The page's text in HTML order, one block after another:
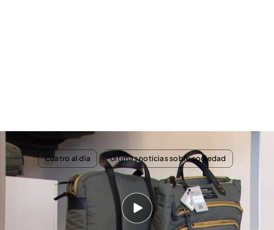
TEMAS Cuatro al día Últimas noticias sobre sociedad